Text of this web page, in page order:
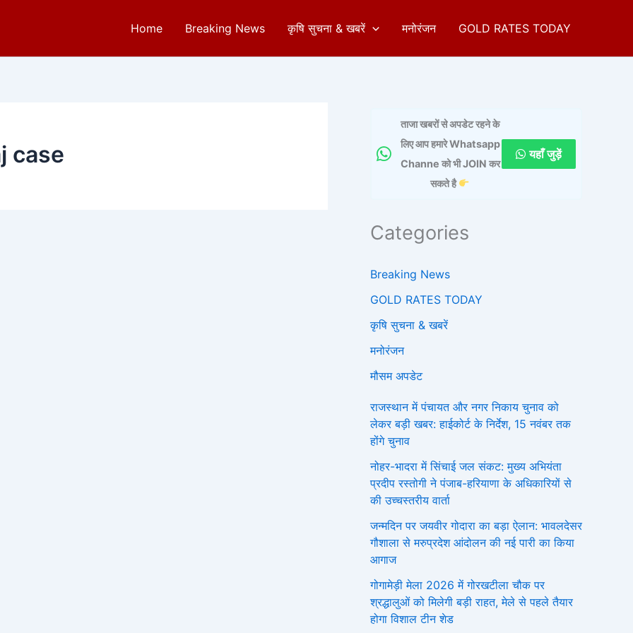
Home Breaking News कृषि सुचना & खबरें मनोरंजन GOLD RATES TODAY
case
ताजा खबरों से अपडेट रहने के
लिए आप हमारे Whatsapp
Channe को भी JOIN कर
सकते है
यहाँ जुड़ें
Categories
Breaking News
GOLD RATES TODAY
कृषि सुचना & खबरें
मनोरंजन
मौसम अपडेट
राजस्थान में पंचायत और नगर निकाय चुनाव को
लेकर बड़ी खबर: हाईकोर्ट के निर्देश, 15 नवंबर तक
होंगे चुनाव
नोहर-भादरा में सिंचाई जल संकट: मुख्य अभियंता
प्रदीप रस्तोगी ने पंजाब-हरियाणा के अधिकारियों से
की उच्चस्तरीय वार्ता
जन्मदिन पर जयवीर गोदारा का बड़ा ऐलान: भावलदेसर
गौशाला से मरुप्रदेश आंदोलन की नई पारी का किया
आगाज
गोगामेड़ी मेला 2026 में गोरखटीला चौक पर
श्रद्धालुओं को मिलेगी बड़ी राहत, मेले से पहले तैयार
होगा विशाल टीन शेड